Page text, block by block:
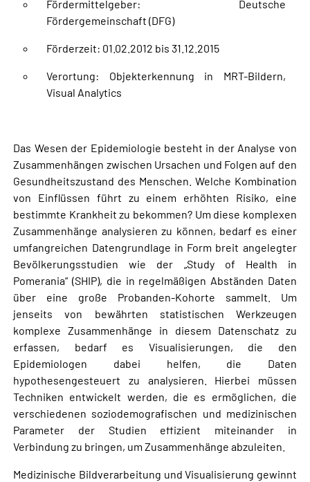
Fördermittelgeber: Deutsche
Fördergemeinschaft (DFG)
Förderzeit: 01.02.2012 bis 31.12.2015
Verortung: Objekterkennung in MRT-Bildern,
Visual Analytics
Das Wesen der Epidemiologie besteht in der Analyse von
Zusammenhängen zwischen Ursachen und Folgen auf den
Gesundheitszustand des Menschen. Welche Kombination
von Einflüssen führt zu einem erhöhten Risiko, eine
bestimmte Krankheit zu bekommen? Um diese komplexen
Zusammenhänge analysieren zu können, bedarf es einer
umfangreichen Datengrundlage in Form breit angelegter
Bevölkerungsstudien wie der „Study of Health in
Pomerania“ (SHIP), die in regelmäßigen Abständen Daten
über eine große Probanden-Kohorte sammelt. Um
jenseits von bewährten statistischen Werkzeugen
komplexe Zusammenhänge in diesem Datenschatz zu
erfassen, bedarf es Visualisierungen, die den
Epidemiologen dabei helfen, die Daten
hypothesengesteuert zu analysieren. Hierbei müssen
Techniken entwickelt werden, die es ermöglichen, die
verschiedenen soziodemografischen und medizinischen
Parameter der Studien effizient miteinander in
Verbindung zu bringen, um Zusammenhänge abzuleiten.
Medizinische Bildverarbeitung und Visualisierung gewinnt